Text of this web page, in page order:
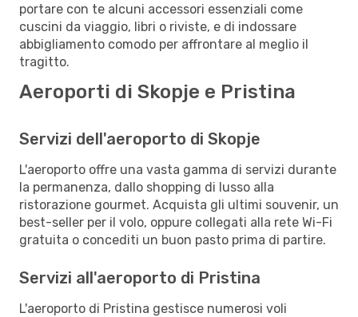
portare con te alcuni accessori essenziali come
cuscini da viaggio, libri o riviste, e di indossare
abbigliamento comodo per affrontare al meglio il
tragitto.
Aeroporti di Skopje e Pristina
Servizi dell'aeroporto di Skopje
L'aeroporto offre una vasta gamma di servizi durante
la permanenza, dallo shopping di lusso alla
ristorazione gourmet. Acquista gli ultimi souvenir, un
best-seller per il volo, oppure collegati alla rete Wi-Fi
gratuita o concediti un buon pasto prima di partire.
Servizi all'aeroporto di Pristina
L'aeroporto di Pristina gestisce numerosi voli